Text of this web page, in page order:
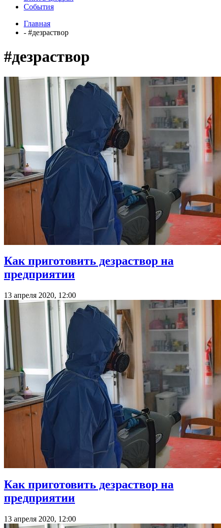
События
Главная
- #дезраствор
#дезраствор
Как приготовить дезраствор на
предприятии
13 апреля 2020, 12:00
Как приготовить дезраствор на
предприятии
13 апреля 2020, 12:00